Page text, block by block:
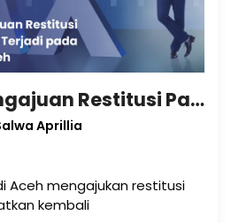
Kesalahan Pengajuan Restitusi Pajak yang Sering Terjadi pada Perusahaan di Aceh
Aprillia
Aceh mengajukan restitusi
kembali